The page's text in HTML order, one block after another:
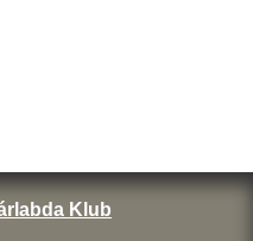
Klub